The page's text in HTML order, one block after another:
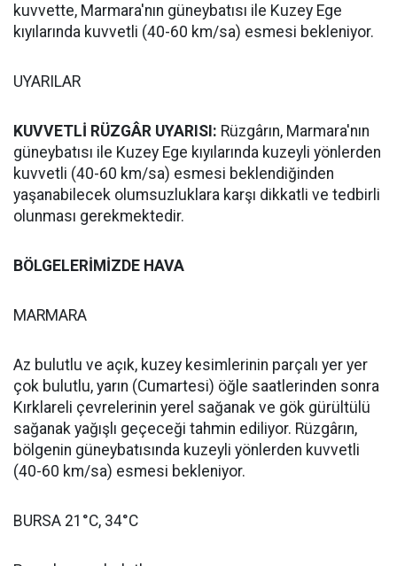
kuvvette, Marmara'nın güneybatısı ile Kuzey Ege
kıyılarında kuvvetli (40-60 km/sa) esmesi bekleniyor.
UYARILAR
KUVVETLİ RÜZGÂR UYARISI: Rüzgârın, Marmara'nın
güneybatısı ile Kuzey Ege kıyılarında kuzeyli yönlerden
kuvvetli (40-60 km/sa) esmesi beklendiğinden
yaşanabilecek olumsuzluklara karşı dikkatli ve tedbirli
olunması gerekmektedir.
BÖLGELERİMİZDE HAVA
MARMARA
Az bulutlu ve açık, kuzey kesimlerinin parçalı yer yer
çok bulutlu, yarın (Cumartesi) öğle saatlerinden sonra
Kırklareli çevrelerinin yerel sağanak ve gök gürültülü
sağanak yağışlı geçeceği tahmin ediliyor. Rüzgârın,
bölgenin güneybatısında kuzeyli yönlerden kuvvetli
(40-60 km/sa) esmesi bekleniyor.
BURSA 21°C, 34°C